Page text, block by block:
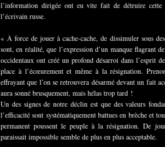
l’information dirigée ont eu vite fait de détruire
l’écrivain russe.
« À force de jouer à cache-cache, de dissimuler sous
sont, en réalité, que l’expression d’un manque flagrant
occidentaux ont créé un profond désarroi dans l’esprit
place à l’écœurement et même à la résignation.
effrayant que l’on se retrouvera désarmé devant un fait
aura sonné brusquement, mais hélas trop tard !
Un des signes de notre déclin est que des valeurs
l’efficacité sont systématiquement battues en brèche et
permanent poussent le peuple à la résignation. De
paraissait impossible semble de plus en plus acceptable.